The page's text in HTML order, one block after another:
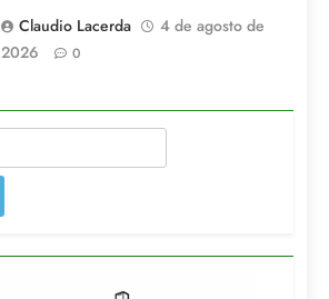
Claudio Lacerda
4 de agosto de
2026
0